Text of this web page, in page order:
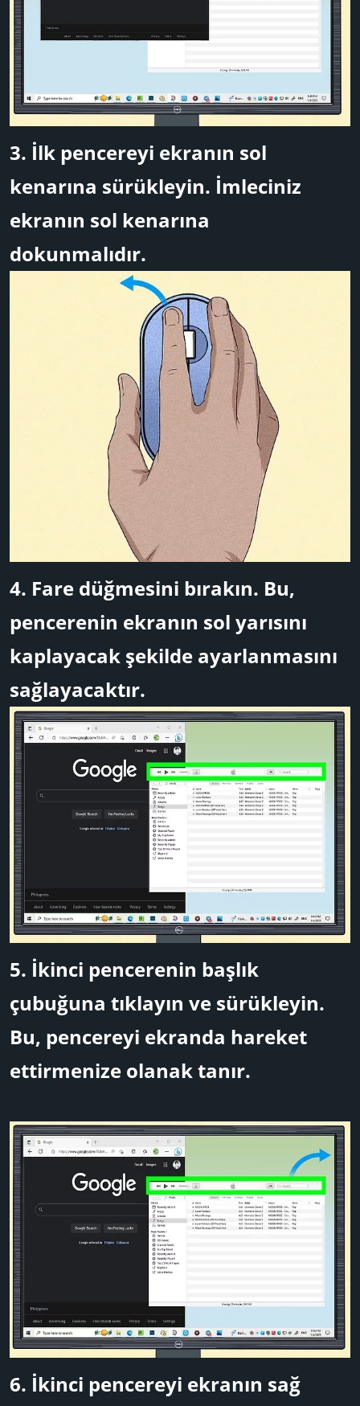
3. İlk pencereyi ekranın sol
kenarına sürükleyin. İmleciniz
ekranın sol kenarına
dokunmalıdır.
4. Fare düğmesini bırakın. Bu,
pencerenin ekranın sol yarısını
kaplayacak şekilde ayarlanmasını
sağlayacaktır.
5. İkinci pencerenin başlık
çubuğuna tıklayın ve sürükleyin.
Bu, pencereyi ekranda hareket
ettirmenize olanak tanır.
6. İkinci pencereyi ekranın sağ